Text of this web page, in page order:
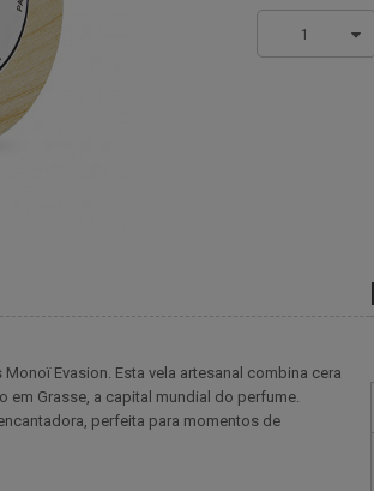
1
Evasion. Esta vela artesanal combina cera
em Grasse, a capital mundial do perfume.
perfeita para momentos de